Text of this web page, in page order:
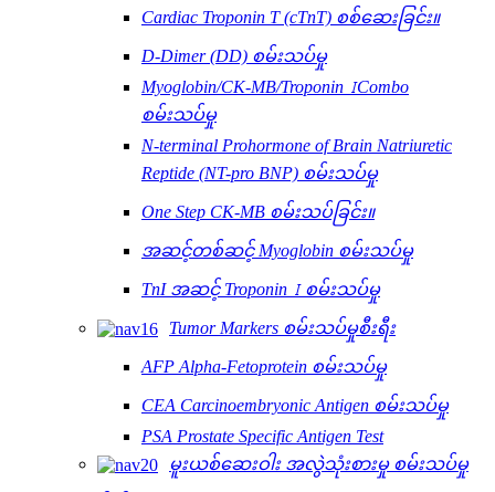
Cardiac Troponin T (cTnT) စစ်ဆေးခြင်း။
D-Dimer (DD) စမ်းသပ်မှု
Myoglobin/CK-MB/Troponin ⅠCombo
စမ်းသပ်မှု
N-terminal Prohormone of Brain Natriuretic
Reptide (NT-pro BNP) စမ်းသပ်မှု
One Step CK-MB စမ်းသပ်ခြင်း။
အဆင့်တစ်ဆင့် Myoglobin စမ်းသပ်မှု
TnI အဆင့် Troponin Ⅰ စမ်းသပ်မှု
Tumor Markers စမ်းသပ်မှုစီးရီး
AFP Alpha-Fetoprotein စမ်းသပ်မှု
CEA Carcinoembryonic Antigen စမ်းသပ်မှု
PSA Prostate Specific Antigen Test
မူးယစ်ဆေးဝါး အလွဲသုံးစားမှု စမ်းသပ်မှု